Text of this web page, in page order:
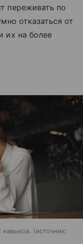
переживать по
отказаться от
их на более
источник: